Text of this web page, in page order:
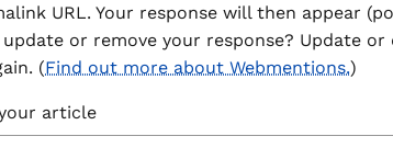
URL. Your response will then appear
or remove your response? Update
(Find out more about Webmentions.)
article